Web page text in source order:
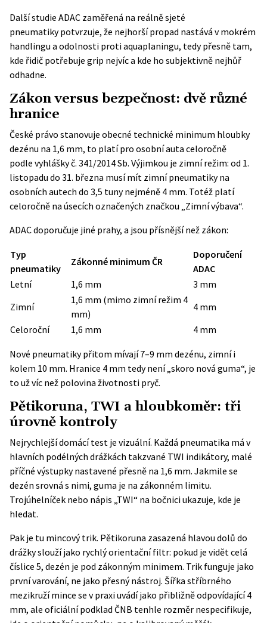
Další studie ADAC zaměřená na reálně sjeté
pneumatikypotvrzuje, že nejhorší propad nastává v mokrém
handlingu a odolnosti proti aquaplaningu, tedy přesně tam,
kde řidič potřebuje grip nejvíc a kde ho subjektivně nejhůř
odhadne.
Zákon versus bezpečnost: dvě různé
hranice
České právo stanovuje obecné technické minimum hloubky
dezénu na 1,6 mm, to platí pro osobní auta celoročně
podle vyhlášky č. 341/2014 Sb. Výjimkou je zimní režim: od 1.
listopadu do 31. března musí mít zimní pneumatiky na
osobních autech do 3,5 tuny nejméně 4 mm. Totéž platí
celoročně na úsecích označených značkou „Zimní výbava“.
ADAC doporučuje jiné prahy, a jsou přísnější než zákon:
Typ
pneumatiky
Zákonné minimum ČR
Doporučení
ADAC
Letní
1,6 mm
3 mm
Zimní
1,6 mm (mimo zimní režim 4
mm)
4 mm
Celoroční
1,6 mm 4 mm
Nové pneumatiky přitom mívají 7–9 mm dezénu, zimní i
kolem 10 mm. Hranice 4 mm tedy není „skoro nová guma“, je
to už víc než polovina životnosti pryč.
Pětikoruna, TWI a hloubkoměr: tři
úrovně kontroly
Nejrychlejší domácí test je vizuální. Každá pneumatika má v
hlavních podélných drážkách takzvané TWI indikátory, malé
příčné výstupky nastavené přesně na 1,6 mm. Jakmile se
dezén srovná s nimi, guma je na zákonném limitu.
Trojúhelníček nebo nápis „TWI“ na bočnici ukazuje, kde je
hledat.
Pak je tu mincový trik. Pětikoruna zasazená hlavou dolů do
drážky slouží jako rychlý orientační filtr: pokud je vidět celá
číslice 5, dezén je pod zákonným minimem. Trik funguje jako
první varování, ne jako přesný nástroj. Šířka stříbrného
mezikruží mince se v praxi uvádí jako přibližně odpovídající 4
mm, ale oficiální podklad ČNB tenhle rozměr nespecifikuje,